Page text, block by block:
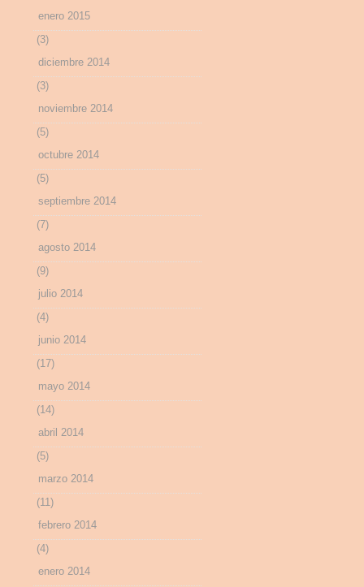
enero 2015
(3)
diciembre 2014
(3)
noviembre 2014
(5)
octubre 2014
(5)
septiembre 2014
(7)
agosto 2014
(9)
julio 2014
(4)
junio 2014
(17)
mayo 2014
(14)
abril 2014
(5)
marzo 2014
(11)
febrero 2014
(4)
enero 2014